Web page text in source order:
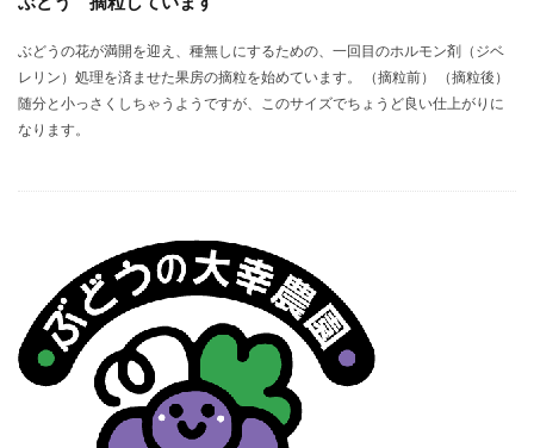
ぶどうの花が満開を迎え、種無しにするための、一回目のホルモン剤（ジベ
レリン）処理を済ませた果房の摘粒を始めています。 （摘粒前） （摘粒後）
随分と小っさくしちゃうようですが、このサイズでちょうど良い仕上がりに
なります。